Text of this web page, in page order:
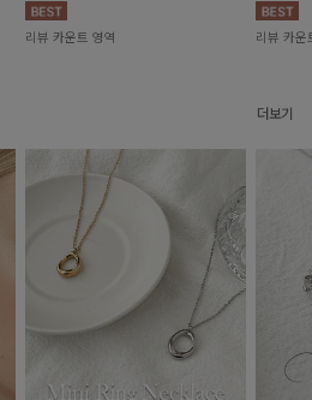
리뷰 카운트 영역 리뷰 카운
더보기